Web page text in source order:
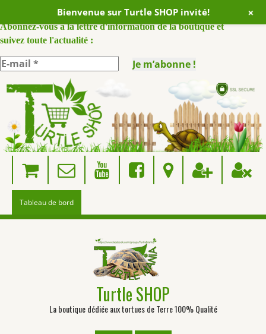
ABONNEZ VOUS A NOTRE NEWSLETTER :
Abonnez-vous à la lettre d'information de la boutique et
suivez toute l'actualité :
Skip
to
content
Tableau de bord
Turtle SHOP
La boutique dédiée aux tortues de Terre 100% Qualité
Bienvenue sur Turtle SHOP invité! +